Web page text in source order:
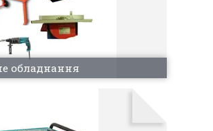
обладнання